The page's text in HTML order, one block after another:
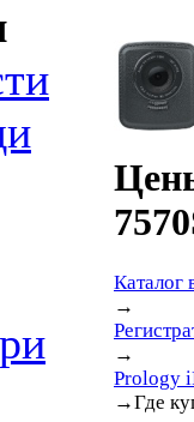
Каталог
→
→
Prology
→Где